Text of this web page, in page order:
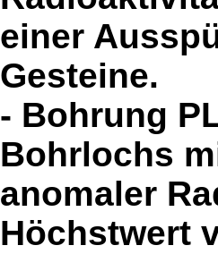
einer
Gesteine.
- Bohrung
Bohrlochs
anomaler
Höchstwert